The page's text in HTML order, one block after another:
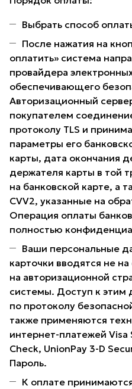
Выбрать способ
После нажатия на
оплатить» система
провайдера
обеспечивающего
Авторизационный
покупателем
протоколу TLS и
параметры его
карты, дата окончания
держателя карты в той
на банковской карте, а
CVV2, указанные на
Операция оплаты
полностью
Ваши персональные
карточки вводятся не
на авторизационной
системы. Доступ к этим
по протоколу
также применяются
интернет-платежей Visa
Check, UnionPay 3-D
Пароль.
К оплате